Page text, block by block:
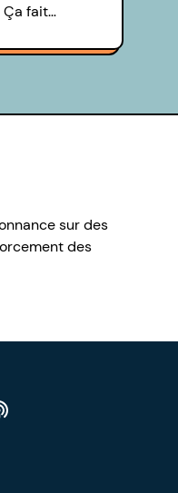
Ça fait…
sur des
des
sur Facebook
CIAO sur Instagram
CIAO sur YouTube
Découvre notre podcast